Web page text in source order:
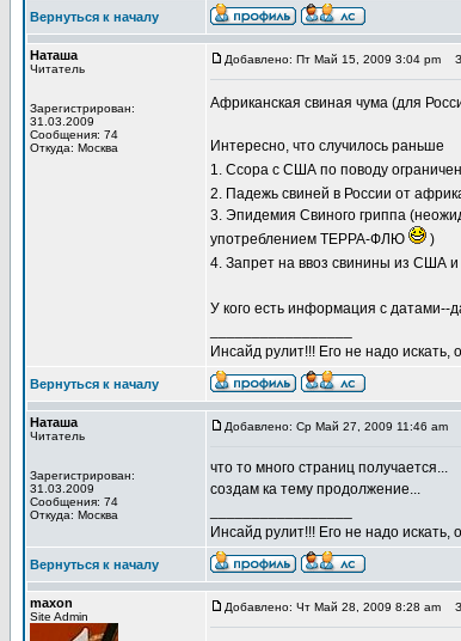
Вернуться к началу
Наташа
Читатель
Зарегистрирован:
31.03.2009
Сообщения: 74
Откуда: Москва
Добавлено: Пт Май 15, 2009 3:04 pm
Африканская свиная чума (для
Интересно, что случилось раньше
1. Ссора с США по поводу
2. Падежь свиней в России от
3. Эпидемия Свиного гриппа
употреблением ТЕРРА-ФЛЮ
)
4. Запрет на ввоз свинины из США
У кого есть информация с датами--
Инсайд рулит!!! Его не надо
Вернуться к началу
Наташа
Читатель
Зарегистрирован:
31.03.2009
Сообщения: 74
Откуда: Москва
Добавлено: Ср Май 27, 2009 11:46 am
что то много страниц получается...
создам ка тему продолжение...
Инсайд рулит!!! Его не надо
Вернуться к началу
maxon
Site Admin
Добавлено: Чт Май 28, 2009 8:28 am